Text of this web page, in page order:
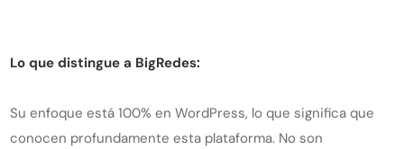
Lo que distingue a BigRedes:
Su enfoque está 100% en WordPress, lo que significa que
conocen profundamente esta plataforma. No son